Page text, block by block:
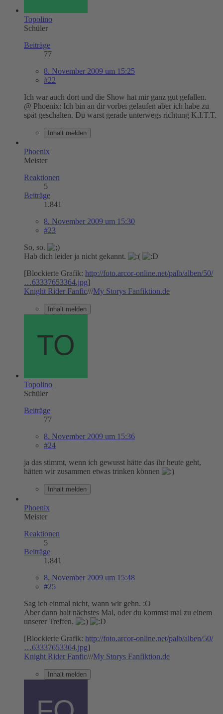
Topolino
Schüler
Beiträge
77
8. November 2009 um 15:25
#22
Ich war auch dort und die Show hat mir ganz gut gefallen.
@ Phoenix: Ich bin an dir vorbei gelaufen aber ich habe zu
spät geschalten. Du warst gerade unterwegs richtung K.I.T.T.
Inhalt melden
Phoenix
Meister
Reaktionen
5
Beiträge
1.841
8. November 2009 um 15:30
#23
So, so.
Hab dich leider ja nicht gekannt.
[Blockierte Grafik: http://foto.arcor-online.net/palb/alben/50/
…63337653364.jpg]
Knight Rider Fanfic///My Storys Fanfiktion.de
Inhalt melden
Topolino
Schüler
Beiträge
77
8. November 2009 um 15:36
#24
ja das stimmt, wenn ich gewusst hätte das ihr heute geht,
hätten wir zusammen etwas trinken können
Inhalt melden
Phoenix
Meister
Reaktionen
5
Beiträge
1.841
8. November 2009 um 15:48
#25
Sag ich einmal nicht, wann wir gehn. :O
Aber dann halt nächstes Mal, oder du kommst mal zu einem
unserer Treffen.
[Blockierte Grafik: http://foto.arcor-online.net/palb/alben/50/
…63337653364.jpg]
Knight Rider Fanfic///My Storys Fanfiktion.de
Inhalt melden